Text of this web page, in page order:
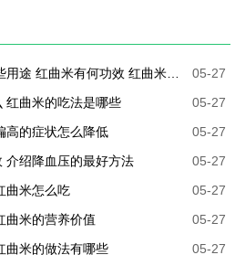
05-27
红曲米的吃法是哪些
05-27
高的症状怎么降低
05-27
介绍降血压的最好方法
05-27
曲米怎么吃
05-27
曲米的营养价值
05-27
曲米的做法有哪些
05-27